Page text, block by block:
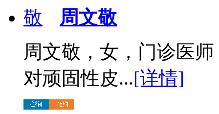
周文敬
周文敬，女，门诊医
对顽固性皮...[详情]